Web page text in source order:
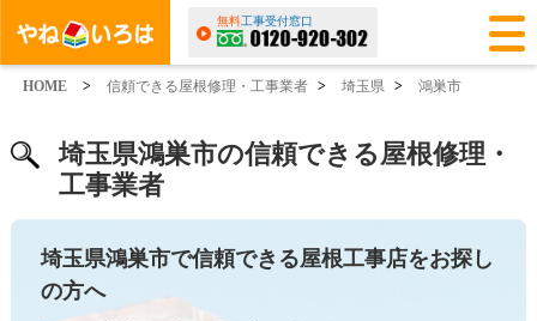
無料工事受付窓口
HOME > 信頼できる屋根修理・工事業者 > 埼玉県 > 鴻巣市
埼玉県鴻巣市の信頼できる屋根修理・
工事業者
埼玉県鴻巣市で信頼できる屋根工事店をお探し
の方へ